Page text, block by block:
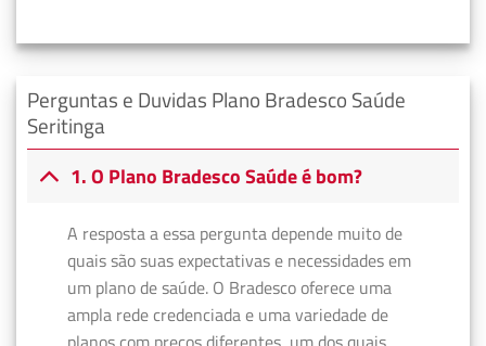
Perguntas e Duvidas Plano Bradesco Saúde
Seritinga
1. O Plano Bradesco Saúde é bom?
A resposta a essa pergunta depende muito de
quais são suas expectativas e necessidades em
um plano de saúde. O Bradesco oferece uma
ampla rede credenciada e uma variedade de